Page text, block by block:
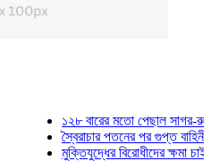
১২৮ বারের মতো পেছাল সাগর-রুনি
স্বৈরাচার পতনের পর গুপ্ত বাহিনীর
মুক্তিযুদ্ধের বিরোধীদের ক্ষমা চাইতে